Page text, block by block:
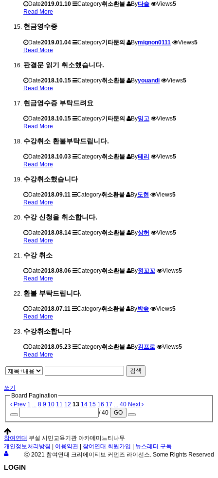
Date2019.01.10 Category취소환불 By다슬 Views5
Read More
현금영수증
Date2019.01.04 Category기타문의 Bymignon0111 Views5
Read More
판결문 읽기 취소했습니다.
Date2018.10.15 Category취소환불 Byyouandi Views5
Read More
현금영수증 부탁드려요
Date2018.10.15 Category기타문의 By밍고 Views5
Read More
수강취소 환불부탁드립니다.
Date2018.10.03 Category취소환불 By테리 Views5
Read More
수강취소했습니다
Date2018.09.11 Category취소환불 By도현 Views5
Read More
수강 신청을 취소합니다.
Date2018.08.14 Category취소환불 By상허 Views5
Read More
수강 취소
Date2018.08.06 Category취소환불 By정꼬꼬 Views5
Read More
환불 부탁드립니다.
Date2018.07.11 Category취소환불 By박숲 Views5
Read More
수강취소합니다
Date2018.05.23 Category취소환불 By김프로 Views5
Read More
검색
쓰기
Board Pagination
Prev 1 ... 8 9 10 11 12 13 14 15 16 17 ... 40 Next
/ 40
GO
참여연대 부설 시민교육기관 아카데미느티나무
개인정보처리방침 | 이용약관 | 참여연대 회원가입 | 뉴스레터 구독
ⓒ 2021 참여연대 크리에이티브 커먼즈 라이선스. Some Rights Reserved
LOGIN